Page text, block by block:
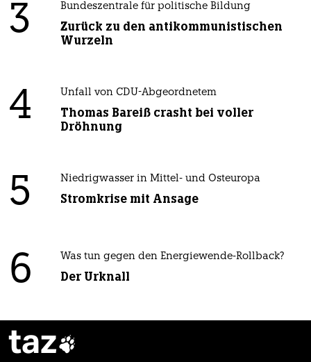
3 Bundeszentrale für politische Bildung
Zurück zu den antikommunistischen
Wurzeln
4 Unfall von CDU-Abgeordnetem
Thomas Bareiß crasht bei voller
Dröhnung
5 Niedrigwasser in Mittel- und Osteuropa
Stromkrise mit Ansage
6 Was tun gegen den Energiewende-Rollback?
Der Urknall
taz